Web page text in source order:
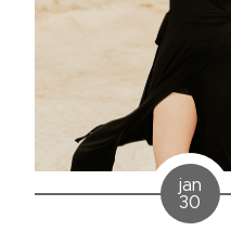
jan
30